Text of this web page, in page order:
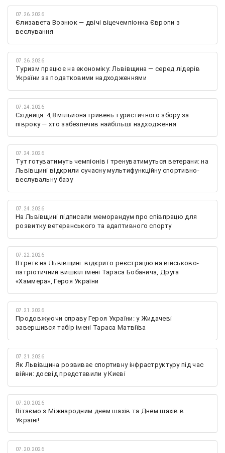
07.26.2026
Єлизавета Вознюк — двічі віцечемпіонка Європи з
веслування
07.26.2026
Туризм працює на економіку: Львівщина — серед лідерів
України за податковими надходженнями
07.24.2026
Східниця: 4,8 мільйона гривень туристичного збору за
півроку — хто забезпечив найбільші надходження
07.24.2026
Тут готуватимуть чемпіонів і тренуватимуться ветерани: на
Львівщині відкрили сучасну мультифункційну спортивно-
веслувальну базу
07.24.2026
На Львівщині підписали меморандум про співпрацю для
розвитку ветеранського та адаптивного спорту
07.22.2026
Втретє на Львівщині: відкрито реєстрацію на військово-
патріотичний вишкіл імені Тараса Бобанича, Друга
«Хаммера», Героя України
07.21.2026
Продовжуючи справу Героя України: у Жидачеві
завершився табір імені Тараса Матвіїва
07.21.2026
Як Львівщина розвиває спортивну інфраструктуру під час
війни: досвід представили у Києві
07.20.2026
Вітаємо з Міжнародним днем шахів та Днем шахів в
Україні!
07.20.2026